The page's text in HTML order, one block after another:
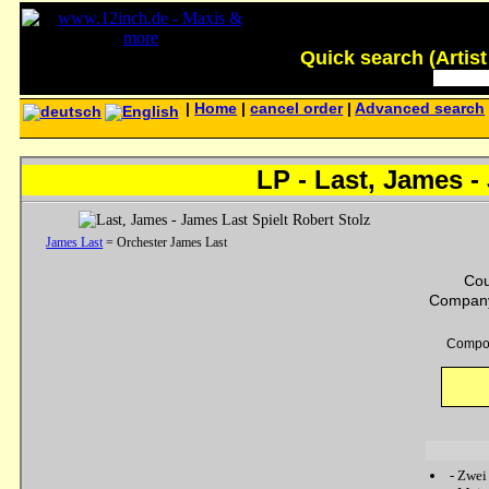
Quick search
Home |cancel order|Advanced search
LP - Last, James
James Last = Orchester James Last
-